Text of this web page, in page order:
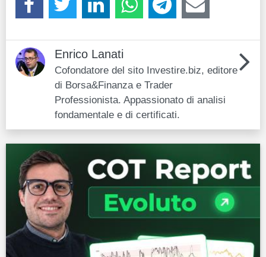
Enrico Lanati
Cofondatore del sito Investire.biz, editore
di Borsa&Finanza e Trader
Professionista. Appassionato di analisi
fondamentale e di certificati.